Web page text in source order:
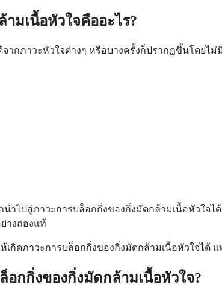
มเนื้อหัวใจคืออะไร?
กภาวะหัวใจต่างๆ หรือบางครั้งก็ปรากฏขึ้นโดยไ
ำไปสู่ภาวะการบล็อกกิ่งของกิ่งมัดกล้ามเนื้อหัวใจ
างถ่องแท้
เกิดภาวะการบล็อกกิ่งของกิ่งมัดกล้ามเนื้อหัวใจไ
กกิ่งของกิ่งมัดกล้ามเนื้อหัวใจ?